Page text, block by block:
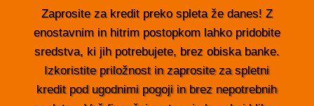
Zaprosite za kredit preko spleta že danes! Z
enostavnim in hitrim postopkom lahko pridobite
sredstva, ki jih potrebujete, brez obiska banke.
Izkoristite priložnost in zaprosite za spletni
kredit pod ugodnimi pogoji in brez nepotrebnih